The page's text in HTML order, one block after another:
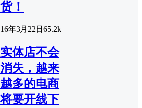
货！
16年3月22日 65.2k
实体店不会
消失，越来
越多的电商
将要开线下